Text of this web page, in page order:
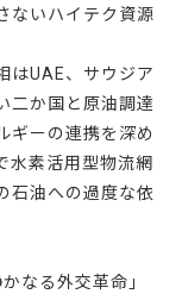
ないハイテク資源
はUAE、サウジア
二か国と原油調達
ギーの連携を深め
水素活用型物流網
石油への過度な依
なる外交革命」